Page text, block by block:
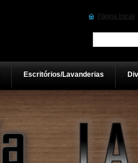
Escritórios/Lavanderias
Página Inicial